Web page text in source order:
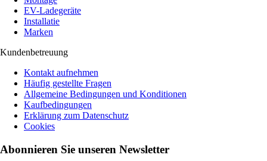
EV-Ladegeräte
Installatie
Marken
Kundenbetreuung
Kontakt aufnehmen
Häufig gestellte Fragen
Allgemeine Bedingungen und Konditionen
Kaufbedingungen
Erklärung zum Datenschutz
Cookies
Abonnieren Sie unseren Newsletter